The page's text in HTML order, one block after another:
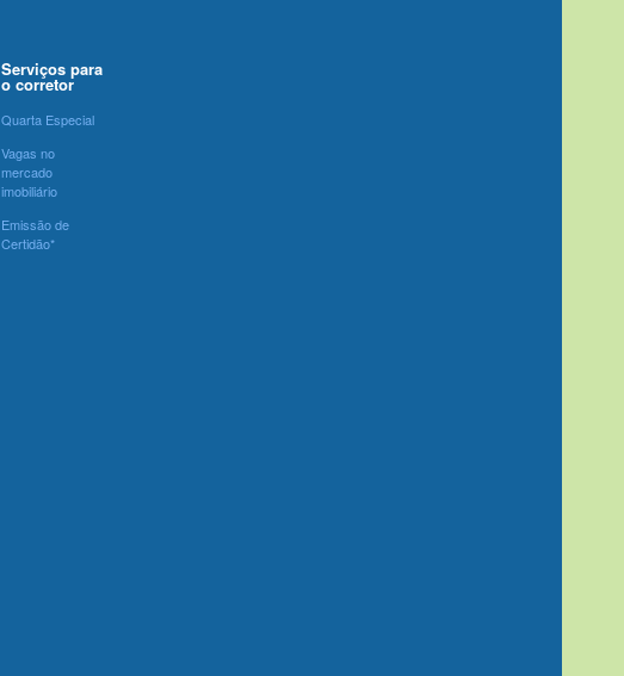
Serviços para
o corretor
Quarta Especial
Vagas no
mercado
imobiliário
Emissão de
Certidão*